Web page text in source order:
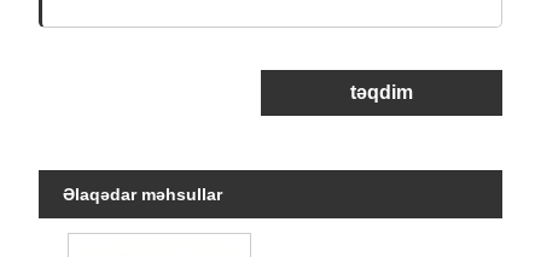
təqdim
Əlaqədar məhsullar